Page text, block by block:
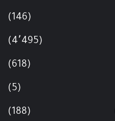
(146)
(4٬495)
(618)
(5)
(188)